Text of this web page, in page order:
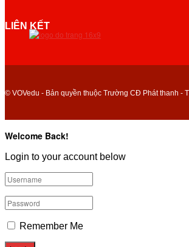
LIÊN KẾT
© VOVedu - Bản quyền thuộc Trường CĐ Phát thanh -
Welcome Back!
Login to your account below
Remember Me